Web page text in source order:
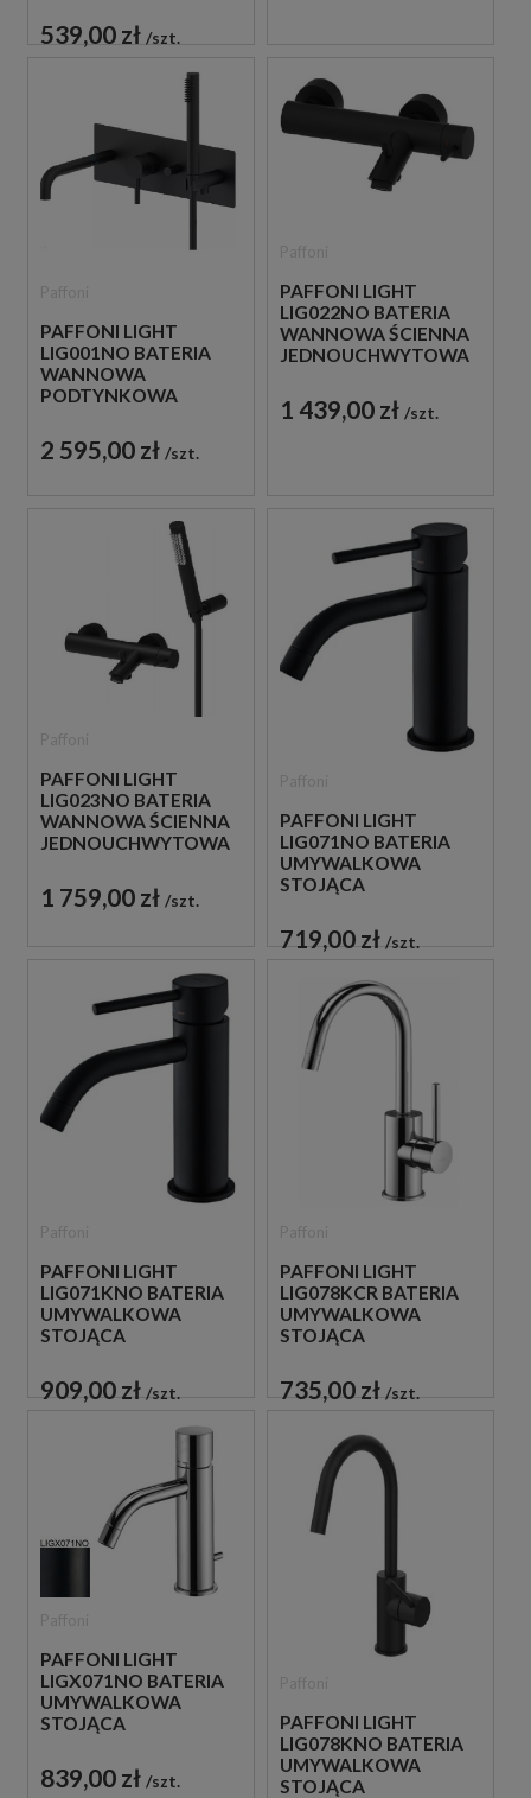
CZARNA
539,00 zł szt.
PAFFONI LIGHT
LIG001NO BATERIA
WANNOWA
PODTYNKOWA
CZARNA
2 595,00 zł szt.
PAFFONI LIGHT
LIG022NO BATERIA
WANNOWA ŚCIENNA
JEDNOUCHWYTOWA
1 439,00 zł szt.
PAFFONI LIGHT
LIG023NO BATERIA
WANNOWA ŚCIENNA
JEDNOUCHWYTOWA
1 759,00 zł szt.
PAFFONI LIGHT
LIG071NO BATERIA
UMYWALKOWA
STOJĄCA
CZARNA
719,00 zł szt.
PAFFONI LIGHT
LIG071KNO BATERIA
UMYWALKOWA
STOJĄCA
CZARNA
909,00 zł szt.
PAFFONI LIGHT
LIG078KCR BATERIA
UMYWALKOWA
STOJĄCA
CHROM
735,00 zł szt.
PAFFONI LIGHT
LIGX071NO BATERIA
UMYWALKOWA
STOJĄCA
CZARNA
839,00 zł szt.
PAFFONI LIGHT
LIG078KNO BATERIA
UMYWALKOWA
STOJĄCA